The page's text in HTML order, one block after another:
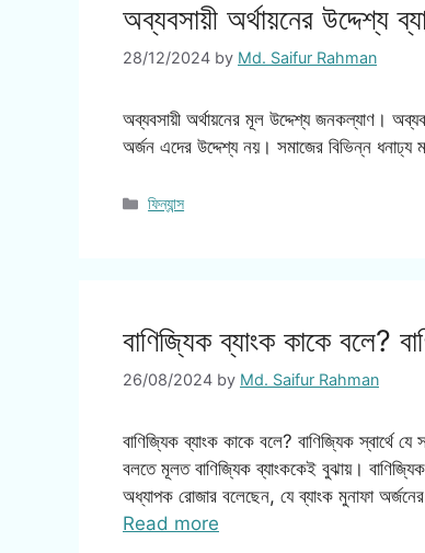
অব্যবসায়ী অর্থায়নের উদ্দেশ্য
28/12/2024 by Md. Saifur Rahman
অব্যবসায়ী অর্থায়নের মূল উদ্দেশ্য জনকল্যাণ।
অর্জন এদের উদ্দেশ্য নয়। সমাজের বিভিন্ন ধনাঢ্য
Categories
ফিন্যান্স
বাণিজ্যিক ব্যাংক কাকে বলে?
26/08/2024 by Md. Saifur Rahman
বাণিজ্যিক ব্যাংক কাকে বলে? বাণিজ্যিক স্বার্থে
বলতে মূলত বাণিজ্যিক ব্যাংককেই বুঝায়।
অধ্যাপক রোজার বলেছেন, যে ব্যাংক মুনাফা
Read more